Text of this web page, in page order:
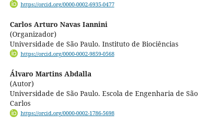
https://orcid.org/0000-0002-6935-0477
Carlos Arturo Navas Iannini
(Organizador)
Universidade de São Paulo. Instituto de Biociências
https://orcid.org/0000-0002-9859-0568
Álvaro Martins Abdalla
(Autor)
Universidade de São Paulo. Escola de Engenharia de São
Carlos
https://orcid.org/0000-0002-1786-5698